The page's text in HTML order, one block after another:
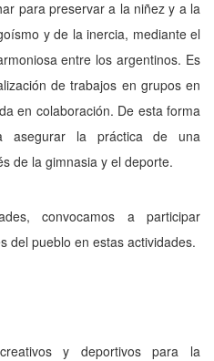
para preservar a la niñez y a la
y de la inercia, mediante el
entre los argentinos. Es
de trabajos en grupos en
en colaboración. De esta forma
asegurar la práctica de una
de la gimnasia y el deporte.
convocamos a participar
del pueblo en estas actividades.
y deportivos para la